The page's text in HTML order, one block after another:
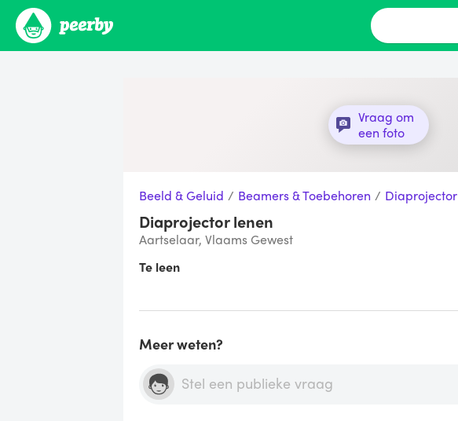
Vraag om
een foto
Beeld & Geluid / Beamers & Toebehoren / Diaprojector
Diaprojector lenen
Aartselaar, Vlaams Gewest
Te leen
Meer weten?